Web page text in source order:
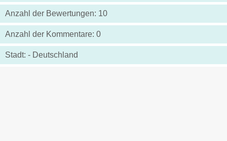
Anzahl der Bewertungen: 10
Anzahl der Kommentare: 0
Stadt: - Deutschland